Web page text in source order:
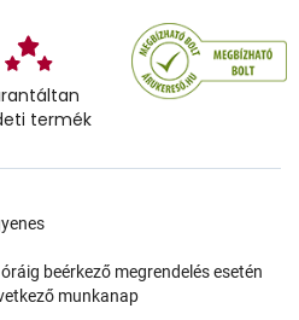
termék
beérkező megrendelés esetén
munkanap